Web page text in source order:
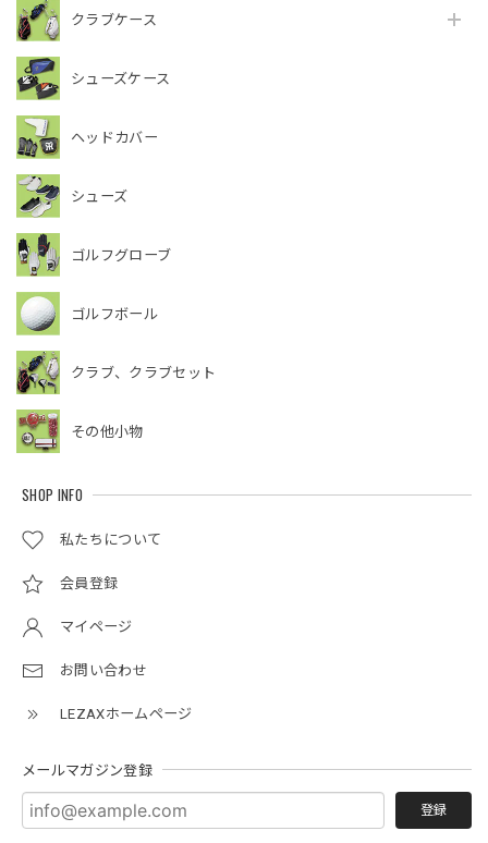
クラブケース
シューズケース
ヘッドカバー
シューズ
ゴルフグローブ
ゴルフボール
クラブ、クラブセット
その他小物
SHOP INFO
私たちについて
会員登録
マイページ
お問い合わせ
LEZAXホームページ
メールマガジン登録
登録